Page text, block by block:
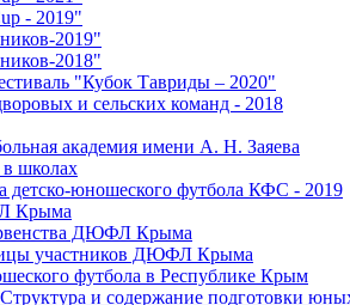
- 2019"
2019"
2018"
"Кубок Тавриды – 2020"
и сельских команд - 2018
академия имени А. Н. Заяева
школах
детско-юношеского футбола КФС - 2019
Крыма
ДЮФЛ Крыма
участников ДЮФЛ Крыма
футбола в Республике Крым
и содержание подготовки